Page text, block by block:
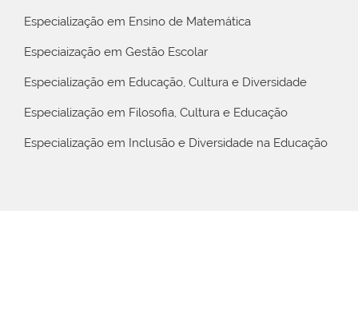
Especialização em Ensino de Matemática
Especiaização em Gestão Escolar
Especialização em Educação, Cultura e Diversidade
Especialização em Filosofia, Cultura e Educação
Especialização em Inclusão e Diversidade na Educação